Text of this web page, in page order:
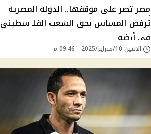
مصر تصر على موقفها.. الدولة المصرية
ترفض المساس بحق الشعب الفلـ سطيني
في أرضه
الإثنين 10/فبراير/2025 - 09:46 م